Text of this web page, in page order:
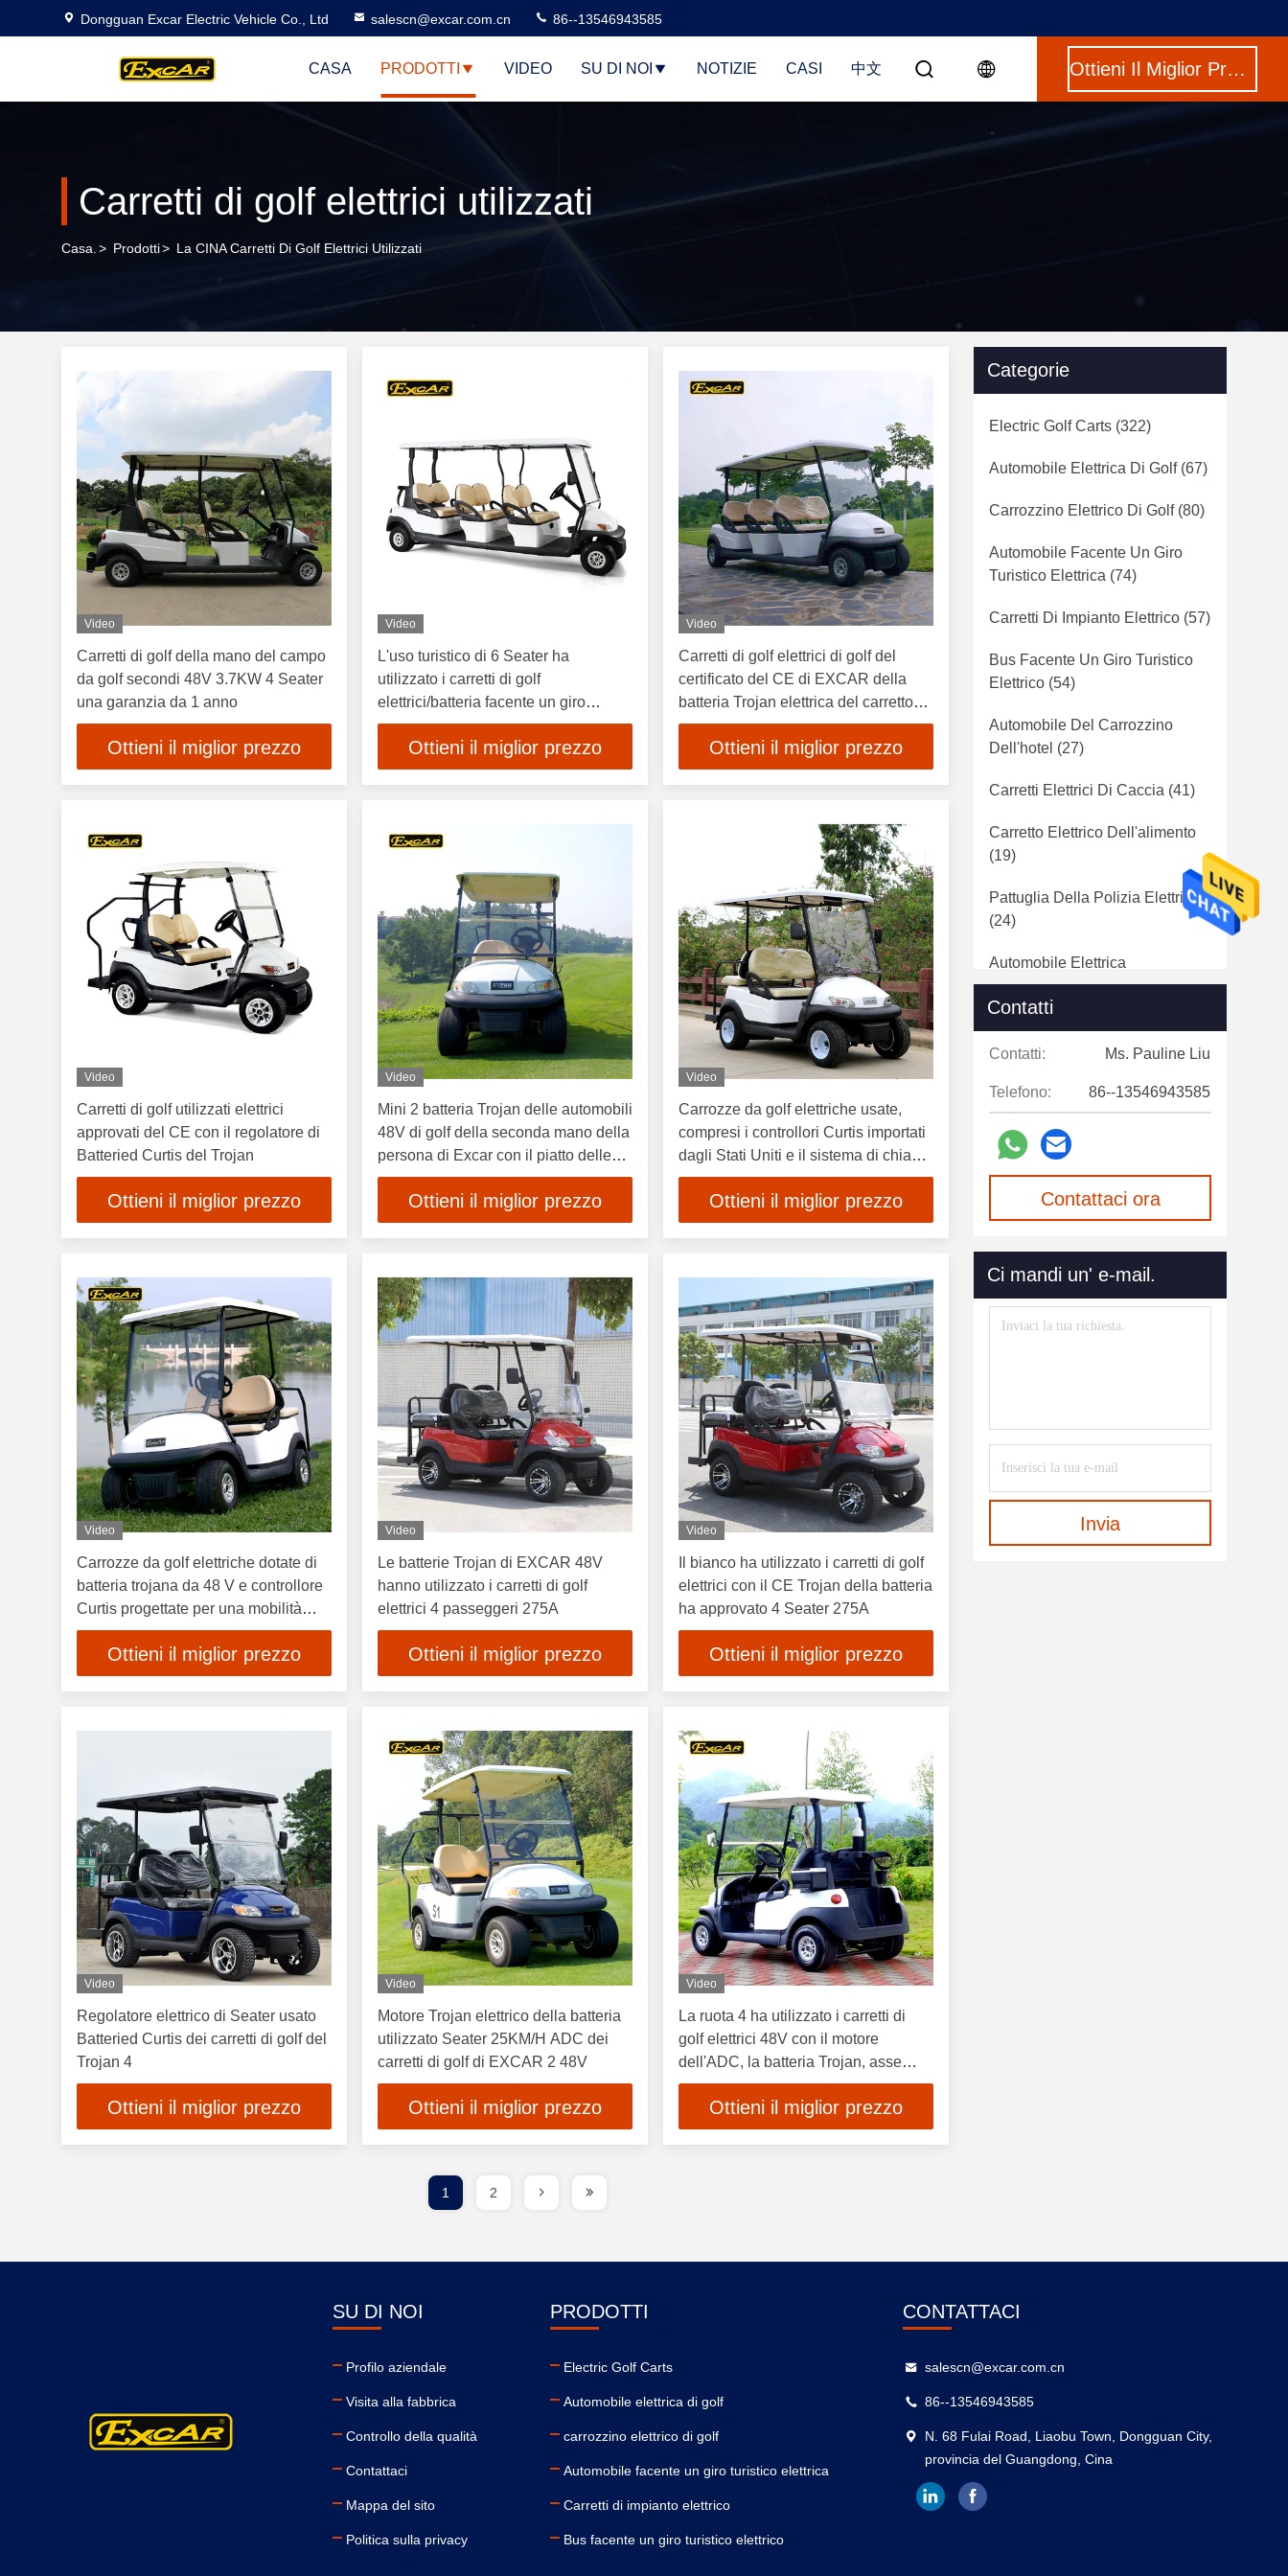
Dongguan Excar Electric Vehicle Co., Ltd salescn@excar.com.cn 86--13546943585
CASA PRODOTTI VIDEO SU DI NOI NOTIZIE CASI 中文 Ottieni Il Miglior Prezzo
Carretti di golf elettrici utilizzati
Casa. > Prodotti> La CINA Carretti Di Golf Elettrici Utilizzati
Video
Carretti di golf della mano del campo
da golf secondi 48V 3.7KW 4 Seater
una garanzia da 1 anno
Ottieni il miglior prezzo
Video
L'uso turistico di 6 Seater ha
utilizzato i carretti di golf
elettrici/batteria facente un giro
turistico elettrica del Trojan del bus
Ottieni il miglior prezzo
Video
Carretti di golf elettrici di golf del
certificato del CE di EXCAR della
batteria Trojan elettrica del carretto
48V
Ottieni il miglior prezzo
Video
Carretti di golf utilizzati elettrici
approvati del CE con il regolatore di
Batteried Curtis del Trojan
Ottieni il miglior prezzo
Video
Mini 2 batteria Trojan delle automobili
48V di golf della seconda mano della
persona di Excar con il piatto delle
caddie
Ottieni il miglior prezzo
Video
Carrozze da golf elettriche usate,
compresi i controllori Curtis importati
dagli Stati Uniti e il sistema di chiavi
E unico per una maggiore sicurezza
Ottieni il miglior prezzo
Video
Carrozze da golf elettriche dotate di
batteria trojana da 48 V e controllore
Curtis progettate per una mobilità
elettrica affidabile
Ottieni il miglior prezzo
Video
Le batterie Trojan di EXCAR 48V
hanno utilizzato i carretti di golf
elettrici 4 passeggeri 275A
Ottieni il miglior prezzo
Video
Il bianco ha utilizzato i carretti di golf
elettrici con il CE Trojan della batteria
ha approvato 4 Seater 275A
Ottieni il miglior prezzo
Video
Regolatore elettrico di Seater usato
Batteried Curtis dei carretti di golf del
Trojan 4
Ottieni il miglior prezzo
Video
Motore Trojan elettrico della batteria
utilizzato Seater 25KM/H ADC dei
carretti di golf di EXCAR 2 48V
Ottieni il miglior prezzo
Video
La ruota 4 ha utilizzato i carretti di
golf elettrici 48V con il motore
dell'ADC, la batteria Trojan, asse
dell'Italia
Ottieni il miglior prezzo
Categorie
Electric Golf Carts (322)
Automobile Elettrica Di Golf(67)
Carrozzino Elettrico Di Golf(80)
Automobile Facente Un Giro
Turistico Elettrica (74)
Carretti Di Impianto Elettrico (57)
Bus Facente Un Giro Turistico
Elettrico (54)
Automobile Del Carrozzino
Dell'hotel (27)
Carretti Elettrici Di Caccia (41)
Carretto Elettrico Dell'alimento
(19)
Pattuglia Della Polizia Elettrica
(24)
Automobile Elettrica
Dell'ambulanza(22)
Batteria Al Litio Del Carretto Di
Golf(19)
Accessori Del Carretto Di Golf
(91)
Parti Dell'OEM Dell'automobile
Del Club(10)
Carretti Di Golf Elettrici Utilizzati
Contatti
Contatti: Ms. Pauline Liu
Telefono: 86--13546943585
Contattaci ora
Ci mandi un' e-mail.
Invia
1 2
SU DI NOI
Profilo aziendale
Visita alla fabbrica
Controllo della qualità
Contattaci
Mappa del sito
Politica sulla privacy
PRODOTTI
Electric Golf Carts
Automobile elettrica di golf
carrozzino elettrico di golf
Automobile facente un giro turistico elettrica
Carretti di impianto elettrico
Bus facente un giro turistico elettrico
CONTATTACI
salescn@excar.com.cn
86--13546943585
N. 68 Fulai Road, Liaobu Town, Dongguan City,
provincia del Guangdong, Cina